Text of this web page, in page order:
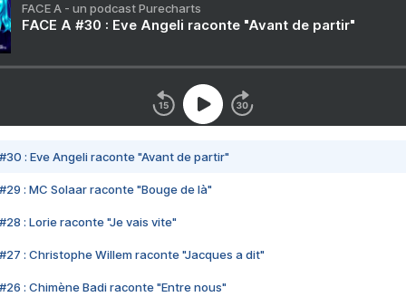
FACE A - un podcast Purecharts
FACE A #30 : Eve Angeli raconte "Avant de partir"
#30 : Eve Angeli raconte "Avant de partir"
#29 : MC Solaar raconte "Bouge de là"
#28 : Lorie raconte "Je vais vite"
#27 : Christophe Willem raconte "Jacques a dit"
#26 : Chimène Badi raconte "Entre nous"